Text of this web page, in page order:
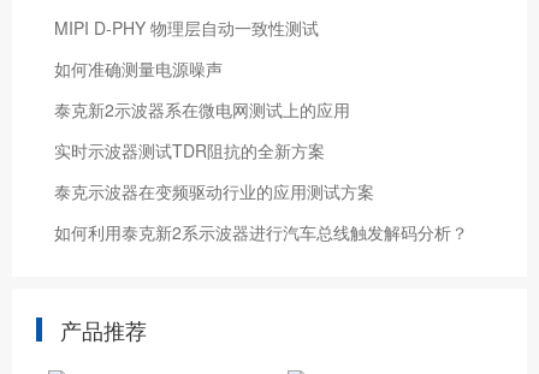
MIPI D-PHY 物理层自动一致性测试
如何准确测量电源噪声
泰克新2示波器系在微电网测试上的应用
实时示波器测试TDR阻抗的全新方案
泰克示波器在变频驱动行业的应用测试方案
如何利用泰克新2系示波器进行汽车总线触发解码分析？
产品推荐